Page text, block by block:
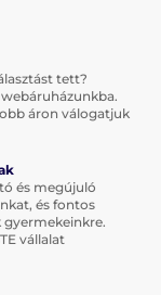
tett?
áron válogatjuk
és megújuló
és fontos
vállalat